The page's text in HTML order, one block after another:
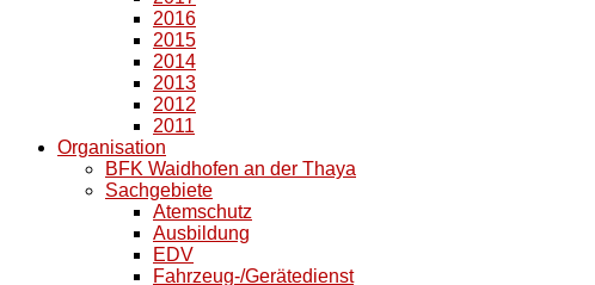
2016
2015
2014
2013
2012
2011
Organisation
BFK Waidhofen an der Thaya
Sachgebiete
Atemschutz
Ausbildung
EDV
Fahrzeug-/Gerätedienst